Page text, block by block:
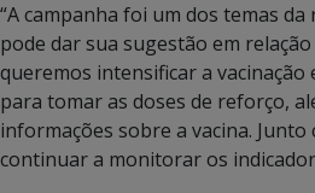
“A campanha foi um dos temas
pode dar sua sugestão em
queremos intensificar a vacinação
para tomar as doses de reforço,
informações sobre a vacina.
continuar a monitorar os